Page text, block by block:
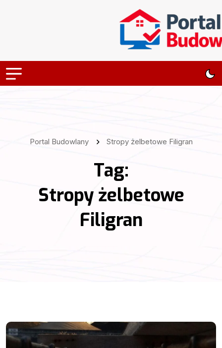
Portal Budowlany Stropy żelbetowe Filigran
Tag:
Stropy żelbetowe
Filigran